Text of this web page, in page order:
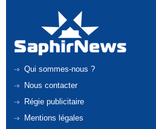
Qui sommes-nous ?
Nous contacter
Régie publicitaire
Mentions légales